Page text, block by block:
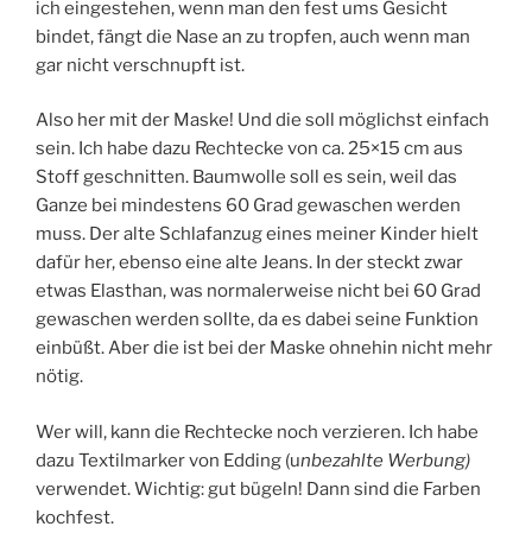
ich eingestehen, wenn man den fest ums Gesicht
bindet, fängt die Nase an zu tropfen, auch wenn man
gar nicht verschnupft ist.
Also her mit der Maske! Und die soll möglichst einfach
sein. Ich habe dazu Rechtecke von ca. 25×15 cm aus
Stoff geschnitten. Baumwolle soll es sein, weil das
Ganze bei mindestens 60 Grad gewaschen werden
muss. Der alte Schlafanzug eines meiner Kinder hielt
dafür her, ebenso eine alte Jeans. In der steckt zwar
etwas Elasthan, was normalerweise nicht bei 60 Grad
gewaschen werden sollte, da es dabei seine Funktion
einbüßt. Aber die ist bei der Maske ohnehin nicht mehr
nötig.
Wer will, kann die Rechtecke noch verzieren. Ich habe
dazu Textilmarker von Edding (unbezahlte Werbung)
verwendet. Wichtig: gut bügeln! Dann sind die Farben
kochfest.